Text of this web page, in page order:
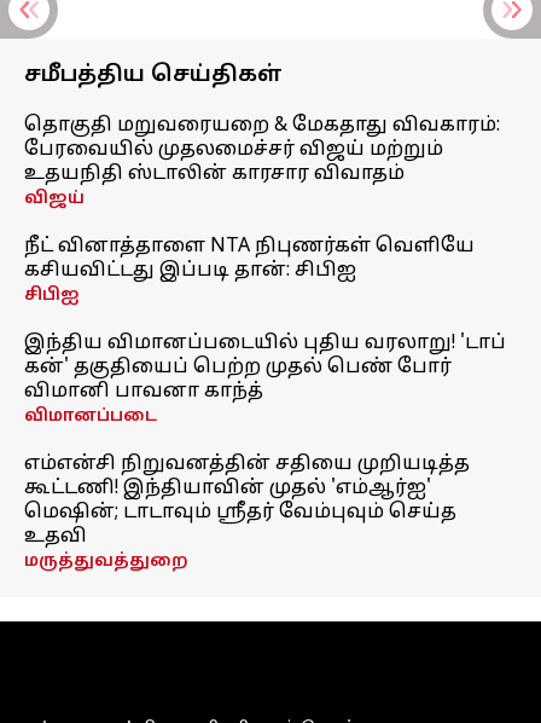
சமீபத்திய செய்திகள்
தொகுதி மறுவரையறை & மேகதாது விவகாரம்:
பேரவையில் முதலமைச்சர் விஜய் மற்றும்
உதயநிதி ஸ்டாலின் காரசார விவாதம்
விஜய்
நீட் வினாத்தாளை NTA நிபுணர்கள் வெளியே
கசியவிட்டது இப்படி தான்: சிபிஐ
சிபிஐ
இந்திய விமானப்படையில் புதிய வரலாறு! 'டாப்
கன்' தகுதியைப் பெற்ற முதல் பெண் போர்
விமானி பாவனா காந்த்
விமானப்படை
எம்என்சி நிறுவனத்தின் சதியை முறியடித்த
கூட்டணி! இந்தியாவின் முதல் 'எம்ஆர்ஐ'
மெஷின்; டாடாவும் ஸ்ரீதர் வேம்புவும் செய்த
உதவி
மருத்துவத்துறை